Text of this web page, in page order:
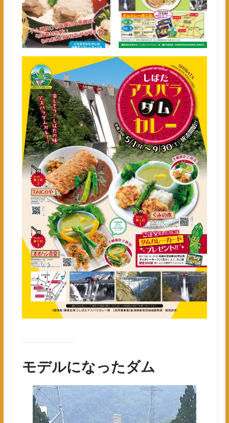
モデルになったダム